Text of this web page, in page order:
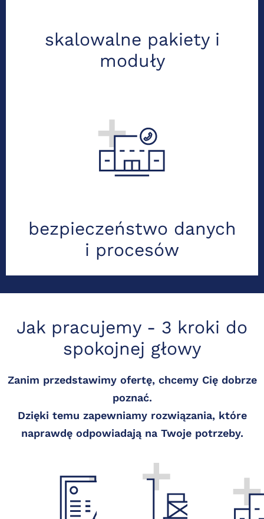
skalowalne pakiety i
moduły
bezpieczeństwo danych
i procesów
OC 800 tys. zł + zgodność z przepisami.
Zadbaliśmy o każdy detal – nie tylko w
Jak pracujemy - 3 kroki do
spokojnej głowy
Zanim przedstawimy ofertę, chcemy Cię dobrze
poznać.
Dzięki temu zapewniamy rozwiązania, które
naprawdę odpowiadają na Twoje potrzeby.
się
(online
Konfigurujemy
system,
dane
przejmujemy
Stałe
wsparcie
zamykanie
ksiąg